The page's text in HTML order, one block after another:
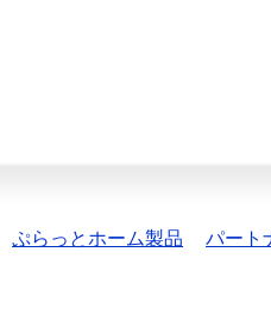
ぷらっとホーム製品 パート